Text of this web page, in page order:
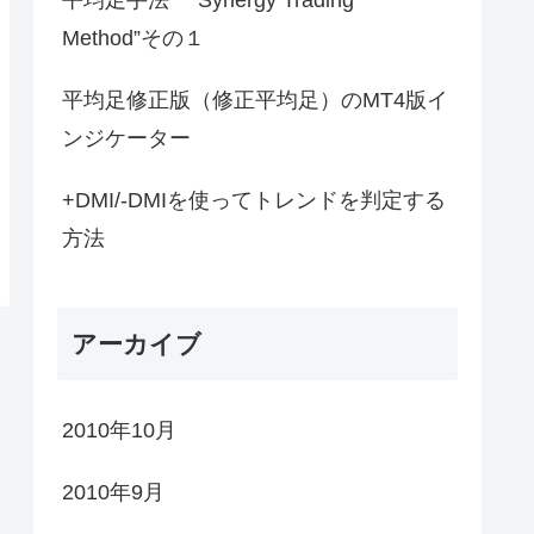
Method”その１
平均足修正版（修正平均足）のMT4版イ
ンジケーター
+DMI/-DMIを使ってトレンドを判定する
方法
アーカイブ
2010年10月
2010年9月